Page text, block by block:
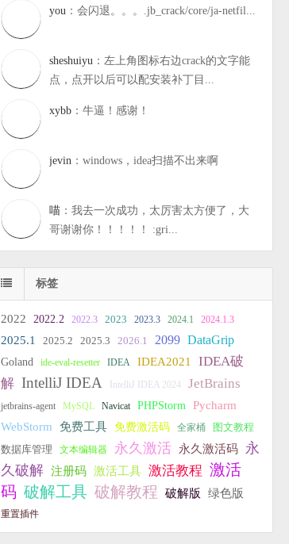
you ：会闪退。。。.jb_crack/core/ja-netfil...
sheshuiyu ：左上角图标右边crack的文字能
点，点开以后可以配安装补丁目...
xybb ：牛逼！感谢！
jevin ：windows，idea扫描不出来啊
喵 ：我去一次成功，太厉害太方便了，大
哥谢谢你！！！！！ :gri...
标签
2022 2022.2 2022.3 2023 2023.3 2024.1 2024.1.3
2025.1 2025.2 2025.3 2026.1 2099 DataGrip
Goland ide-eval-resetter IDEA IDEA2021
IDEA破
解 IntelliJ IDEA IntelliJ IDEA 2024 JetBrains
jetbrains-agent MySQL Navicat PHPStorm Pycharm
WebStorm 免费工具 免费激活码 全家桶 图文教程
数据库管理 文本编辑器 永久激活 永久激活码
永
久破解 注册码 激活工具 激活教程 激活
码 破解工具 破解教程 破解版 绿色版
重置插件